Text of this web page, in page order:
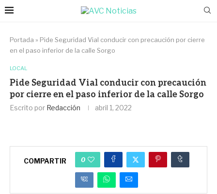
Portada » Pide Seguridad Vial conducir con precaución por cierre
en el paso inferior de la calle Sorgo
LOCAL
Pide Seguridad Vial conducir con precaución
por cierre en el paso inferior de la calle Sorgo
Escrito por Redacción abril 1, 2022
COMPARTIR 0